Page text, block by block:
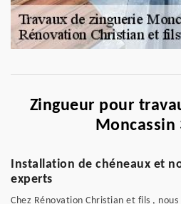
Zingueur pour
Moncassin
Installation de chéneaux et
experts
Chez Rénovation Christian et fils ,